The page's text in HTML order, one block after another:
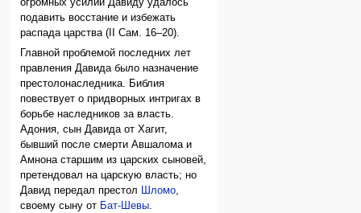
подавить восстание и избежать
распада царства (II Сам. 16–20).
Главной проблемой последних лет
правления Давида было назначение
престолонаследника. Библия
повествует о придворных интригах в
борьбе наследников за власть.
Адония, сын Давида от Хагит,
бывший после смерти Авшалома и
Амнона старшим из царских сыновей,
претендовал на царскую власть; но
Давид передал престол Шломо,
своему сыну от Бат-Шевы.